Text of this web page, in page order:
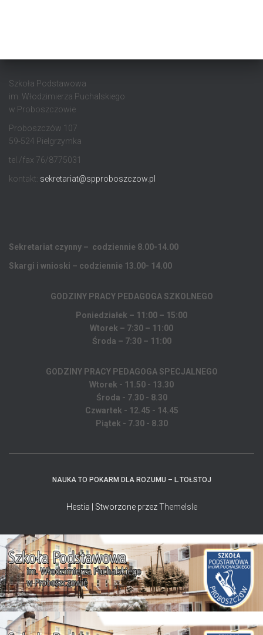
Szkoła Podstawowa
im. Włodzimierza Puchalskiego
w Proboszczowie
Proboszczów 107
59-524 Pielgrzymka
tel./fax 76/8775031
kontakt: sekretariat@spproboszczow.pl
Sekretariat czynny – codziennie 8.00-14.00
Skargi i wnioski – codziennie 13.00- 14.00
GODZINY PRACY PEDAGOGA SZKOLNEGO
Poniedziałek – 11:00 – 15:00
Wtorek – 7:30 – 11:00
Środa – 7:30 – 11:00
GODZINY PRACY PEDAGOGA SPECJALNEGO
Wtorek - 11.50 - 13.30
Środa - 7.30 - 8.30
Czwartek - 12.45 - 14.45
Piątek - 7.30 - 8.30
NAUKA TO POKARM DLA ROZUMU – L.TOŁSTOJ
Hestia | Stworzone przezThemeIsle